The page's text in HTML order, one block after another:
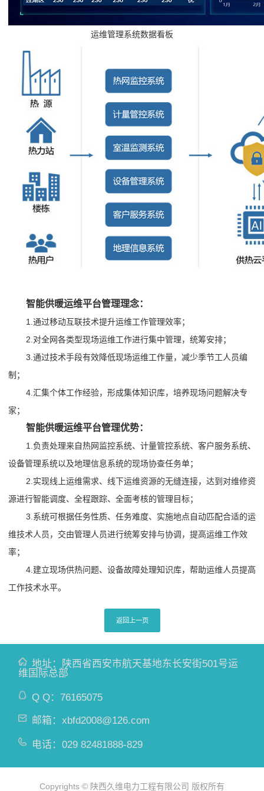
运维管理系统数据看板
智能供暖运维平台管理理念：
1.通过移动互联技术提升运维工作管理效率；
2.对全网各类型现场运维工作进行集中管理，统筹安排；
3.通过技术手段有效降低现场运维工作量，减少季节工人员编
制；
4.汇集个体工作经验，形成集体知识库，培养现场问题解决专
家；
智能供暖运维平台管理优势：
1.负责处理来自热网监控系统、计量管控系统、客户服务系统、
设备管理系统以及地理信息系统的现场协查任务单；
2.实现线上运维需求、线下运维资源的无缝连接，达到对维修资
源进行智能调度、全程跟踪、全面考核的管理目标；
3.系统可根据任务性质、任务难度、实施地点自动匹配合适的运
维技术人员，交由管理人员进行统筹安排与协调，提高运维工作效
率；
4.建立现场供热问题、设备故障处理知识库，帮助运维人员提高
工作技术水平。
返回上一页
地址：陕西省西安市航天基地东长安街501号运
维国际总部
Q Q： 76165075
邮箱： xbfd2008@126.com
电话： 029 82481888-829
Copyrights © 陕西久维电力工程有限公司 版权所有